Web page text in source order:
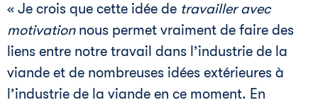
« Je crois que cette idée de travailler avec
motivationnous permet vraiment de faire des
liens entre notre travail dans l’industrie de la
viande et de nombreuses idées extérieures à
l’industrie de la viande en ce moment. En